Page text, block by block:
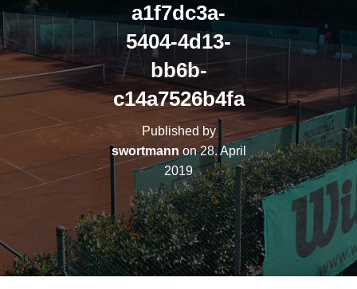
M
S
H
A
T
E
N
a1f7dc3a-
5404-4d13-
bb6b-
c14a7526b4fa
Published by
swortmannon28. April
2019